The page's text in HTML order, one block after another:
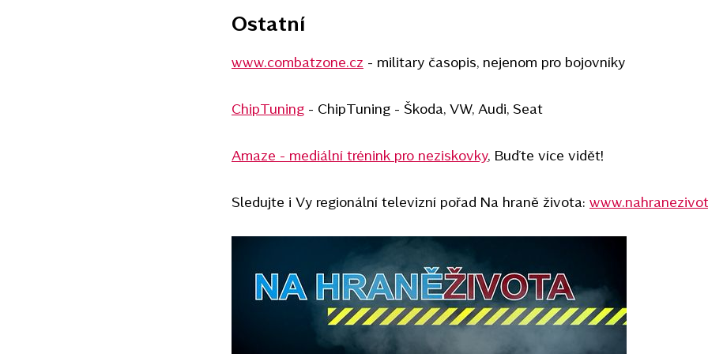
Ostatní
www.combatzone.cz - military časopis, nejenom pro bojovníky
ChipTuning - ChipTuning - Škoda, VW, Audi, Seat
Amaze - mediální trénink pro neziskovky, Buďte více vidět!
Sledujte i Vy regionální televizní pořad Na hraně života: